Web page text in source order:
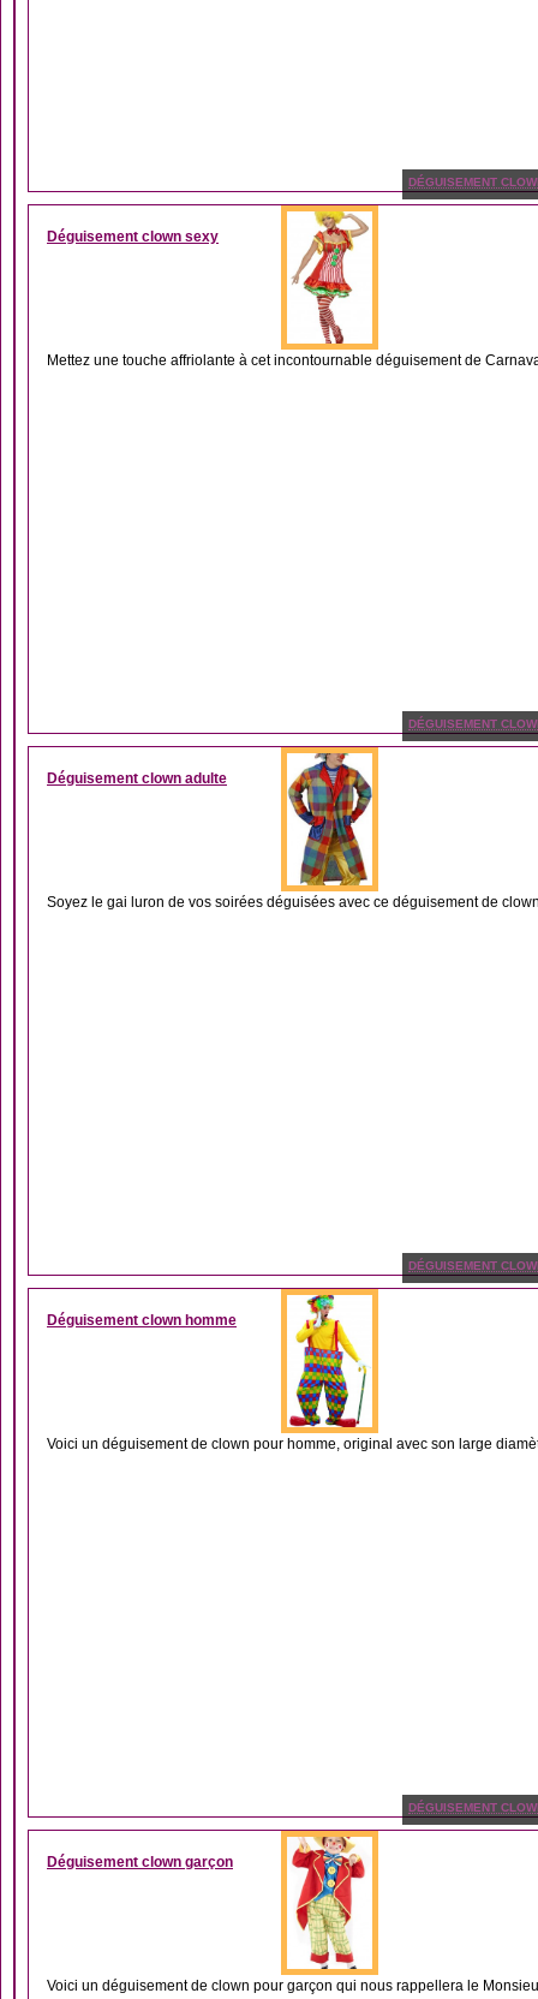
DÉGUISEMENT
Déguisement clown sexy
Mettez une touche affriolante à cet incontournable déguisement de
DÉGUISEMENT
Déguisement clown adulte
Soyez le gai luron de vos soirées déguisées avec ce déguisement de
DÉGUISEMENT
Déguisement clown homme
Voici un déguisement de clown pour homme, original avec son large
DÉGUISEMENT
Déguisement clown garçon
Voici un déguisement de clown pour garçon qui nous rappellera le